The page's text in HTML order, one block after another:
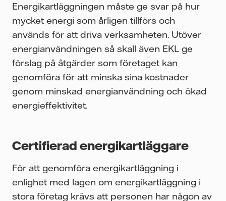
Energikartläggningen måste ge svar på hur
mycket energi som årligen tillförs och
används för att driva verksamheten. Utöver
energianvändningen så skall även EKL ge
förslag på åtgärder som företaget kan
genomföra för att minska sina kostnader
genom minskad energianvändning och ökad
energieffektivitet.
Certifierad energikartläggare
För att genomföra energikartläggning i
enlighet med lagen om energikartläggning i
stora företag krävs att personen har någon av